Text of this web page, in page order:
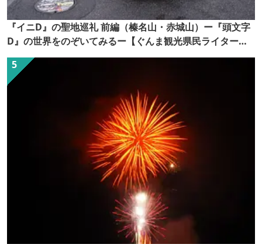
『イニD』の聖地巡礼 前編（榛名山・赤城山）ー『頭文字
D』の世界をのぞいてみるー【ぐんま観光県民ライター
（ぐん記者）】